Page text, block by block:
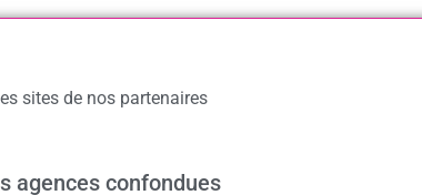
sites de nos partenaires
agences confondues